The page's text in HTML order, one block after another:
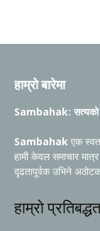
हाम्रो बारेमा
Sambahak: सत्यको
Sambahak एक
हामी केवल समाचार
दृढतापूर्वक उभिने
हाम्रो